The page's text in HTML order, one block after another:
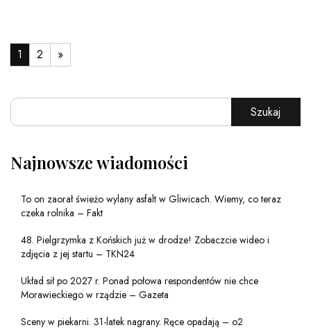
1 2 »
Szukaj
Najnowsze wiadomości
To on zaorał świeżo wylany asfalt w Gliwicach. Wiemy, co teraz
czeka rolnika – Fakt
48. Pielgrzymka z Końskich już w drodze! Zobaczcie wideo i
zdjęcia z jej startu – TKN24
Układ sił po 2027 r. Ponad połowa respondentów nie chce
Morawieckiego w rządzie – Gazeta
Sceny w piekarni. 31-latek nagrany. Ręce opadają – o2